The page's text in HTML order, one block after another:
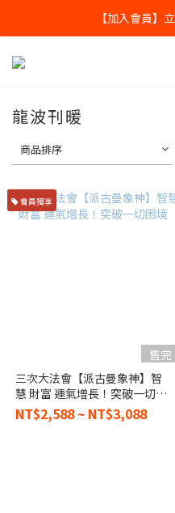
全球寄送【免運優惠】
【加入會員】
全球寄送【免運優惠】
龍波刊暖
商品排序
會員獨享
售完
三次大法會【派古曼象神】智
慧 財富 運氣增長！突破一切困
境
NT$2,588 ~ NT$3,088